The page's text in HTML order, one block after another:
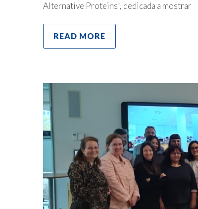
Alternative Proteins”, dedicada a mostrar
READ MORE